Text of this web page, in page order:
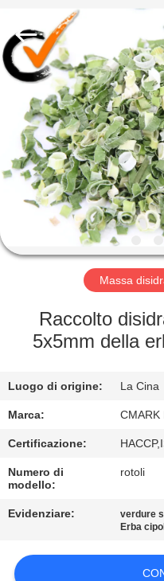
CASA.
PRODOTTI
CHI
SIAMO
VISITA
FABBRICA
DELLA
QUALITÀ
CONTATTACI
NOTIZIE
CASI
FOODS
TRADING
CO.,LTD..
All
Rights
Reserved.
Massa
Raccolto
5x5mm della
Luogo di origine: La Cina
Marca: CMARK
Certificazione:
Numero di
modello:
rotoli
Evidenziare: verdure
Erba